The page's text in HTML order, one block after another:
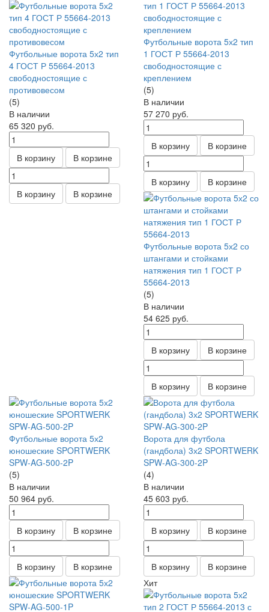
Футбольные ворота 5х2 тип
4 ГОСТ Р 55664-2013
свободностоящие с
противовесом
(5)
В наличии
65 320 руб.
В корзину В корзине
В корзину В корзине
Футбольные ворота 5х2 тип
1 ГОСТ Р 55664-2013
свободностоящие с
креплением
(5)
В наличии
57 270 руб.
В корзину В корзине
В корзину В корзине
Футбольные ворота 5х2 со
штангами и стойками
натяжения тип 1 ГОСТ Р
55664-2013
(5)
В наличии
54 625 руб.
В корзину В корзине
В корзину В корзине
Футбольные ворота 5х2
юношеские SPORTWERK
SPW-AG-500-2P
(5)
В наличии
50 964 руб.
В корзину В корзине
В корзину В корзине
Ворота для футбола
(гандбола) 3х2 SPORTWERK
SPW-AG-300-2P
(4)
В наличии
45 603 руб.
В корзину В корзине
В корзину В корзине
Хит